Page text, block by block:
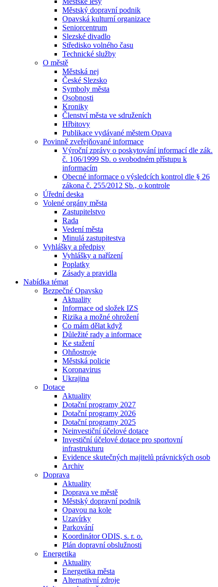
Městský dopravní podnik
Opavská kulturní organizace
Seniorcentrum
Slezské divadlo
Středisko volného času
Technické služby
O městě
Městská nej
České Slezsko
Symboly města
Osobnosti
Kroniky
Členství města ve sdruženích
Hřbitovy
Publikace vydávané městem Opava
Povinně zveřejňované informace
Výroční zprávy o poskytování informací dle zák.
č. 106/1999 Sb. o svobodném přístupu k
informacím
Obecné informace o výsledcích kontrol dle § 26
zákona č. 255/2012 Sb., o kontrole
Úřední deska
Volené orgány města
Zastupitelstvo
Rada
Vedení města
Minulá zastupitestva
Vyhlášky a předpisy
Vyhlášky a nařízení
Poplatky
Zásady a pravidla
Nabídka témat
Bezpečné Opavsko
Aktuality
Informace od složek IZS
Rizika a možné ohrožení
Co mám dělat když
Důležité rady a informace
Ke stažení
Ohňostroje
Městská policie
Koronavirus
Ukrajina
Dotace
Aktuality
Dotační programy 2027
Dotační programy 2026
Dotační programy 2025
Neinvestiční účelové dotace
Investiční účelové dotace pro sportovní
infrastrukturu
Evidence skutečných majitelů právnických osob
Archiv
Doprava
Aktuality
Doprava ve městě
Městský dopravní podnik
Opavou na kole
Uzavírky
Parkování
Koordinátor ODIS, s. r. o.
Plán dopravní obslužnosti
Energetika
Aktuality
Energetika města
Alternativní zdroje